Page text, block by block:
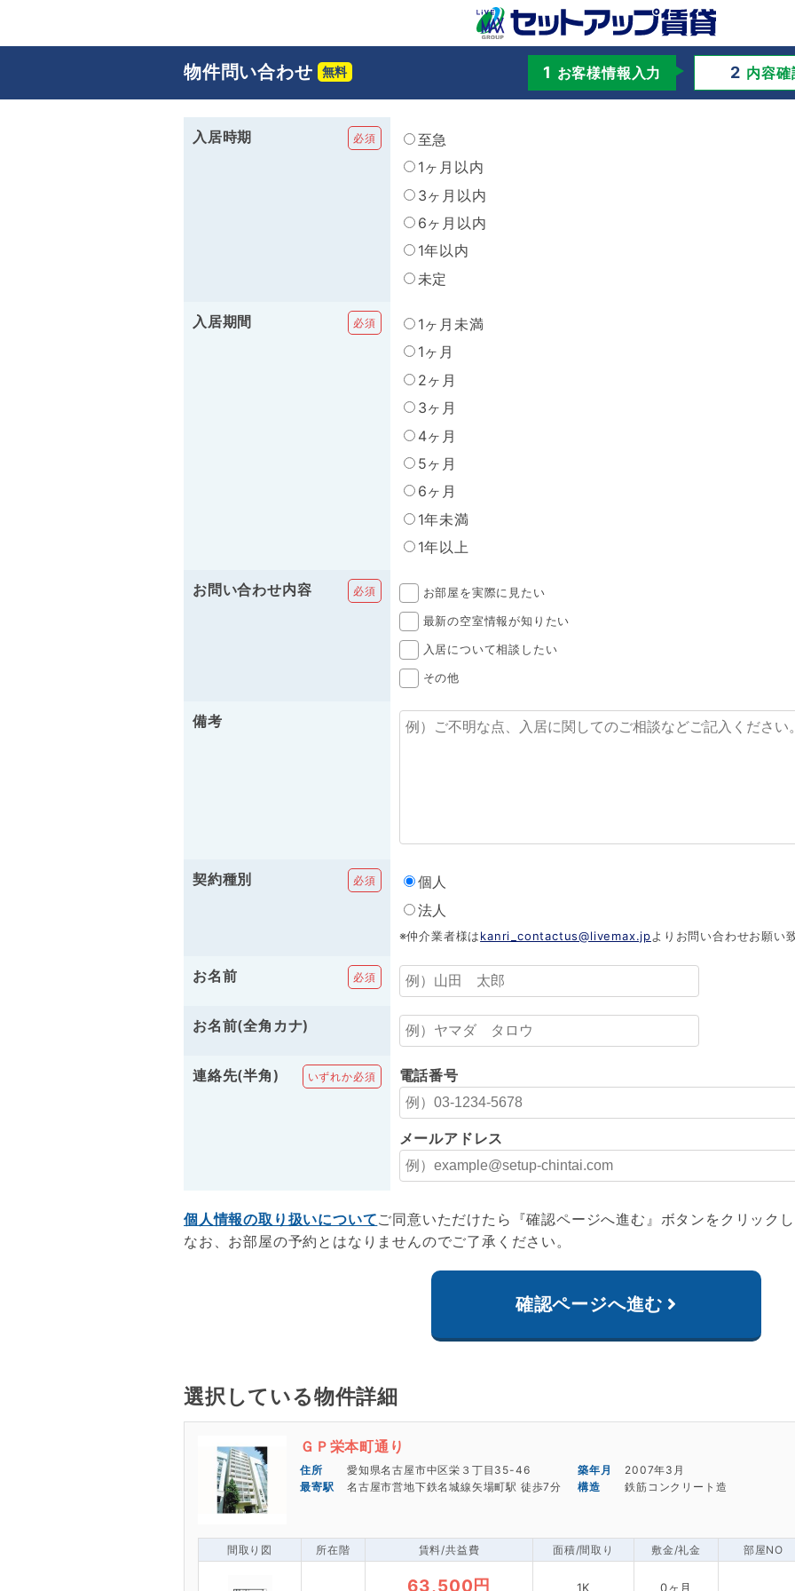
物件問い合わせ お客様情報入力 内容確
入居時期
至急
1ヶ月以内
3ヶ月以内
6ヶ月以内
1年以内
未定
入居期間
1ヶ月未満
1ヶ月
2ヶ月
3ヶ月
4ヶ月
5ヶ月
6ヶ月
1年未満
1年以上
お問い合わせ内容
お部屋を実際に見たい
最新の空室情報が知りたい
入居について相談したい
その他
備考
契約種別
個人
法人
※仲介業者様はkanri_contactus@livemax.jpよりお問い合わせお願い
お名前
お名前(全角カナ)
連絡先(半角) 電話番号
メールアドレス
個人情報の取り扱いについてご同意いただけたら『確認ページへ進む』ボタンをクリックし
なお、お部屋の予約とはなりませんのでご了承ください。
確認ページへ進む
選択している物件詳細
ＧＰ栄本町通り
愛知県名古屋市中区栄３丁目35-46
2007年3月
名古屋市営地下鉄名城線矢場町駅 徒歩7分
鉄筋コンクリート造
間取り図 所在階 賃料/共益費 面積/間取り 敷金/礼金 部屋NO
63,500円 1K 0ヶ月